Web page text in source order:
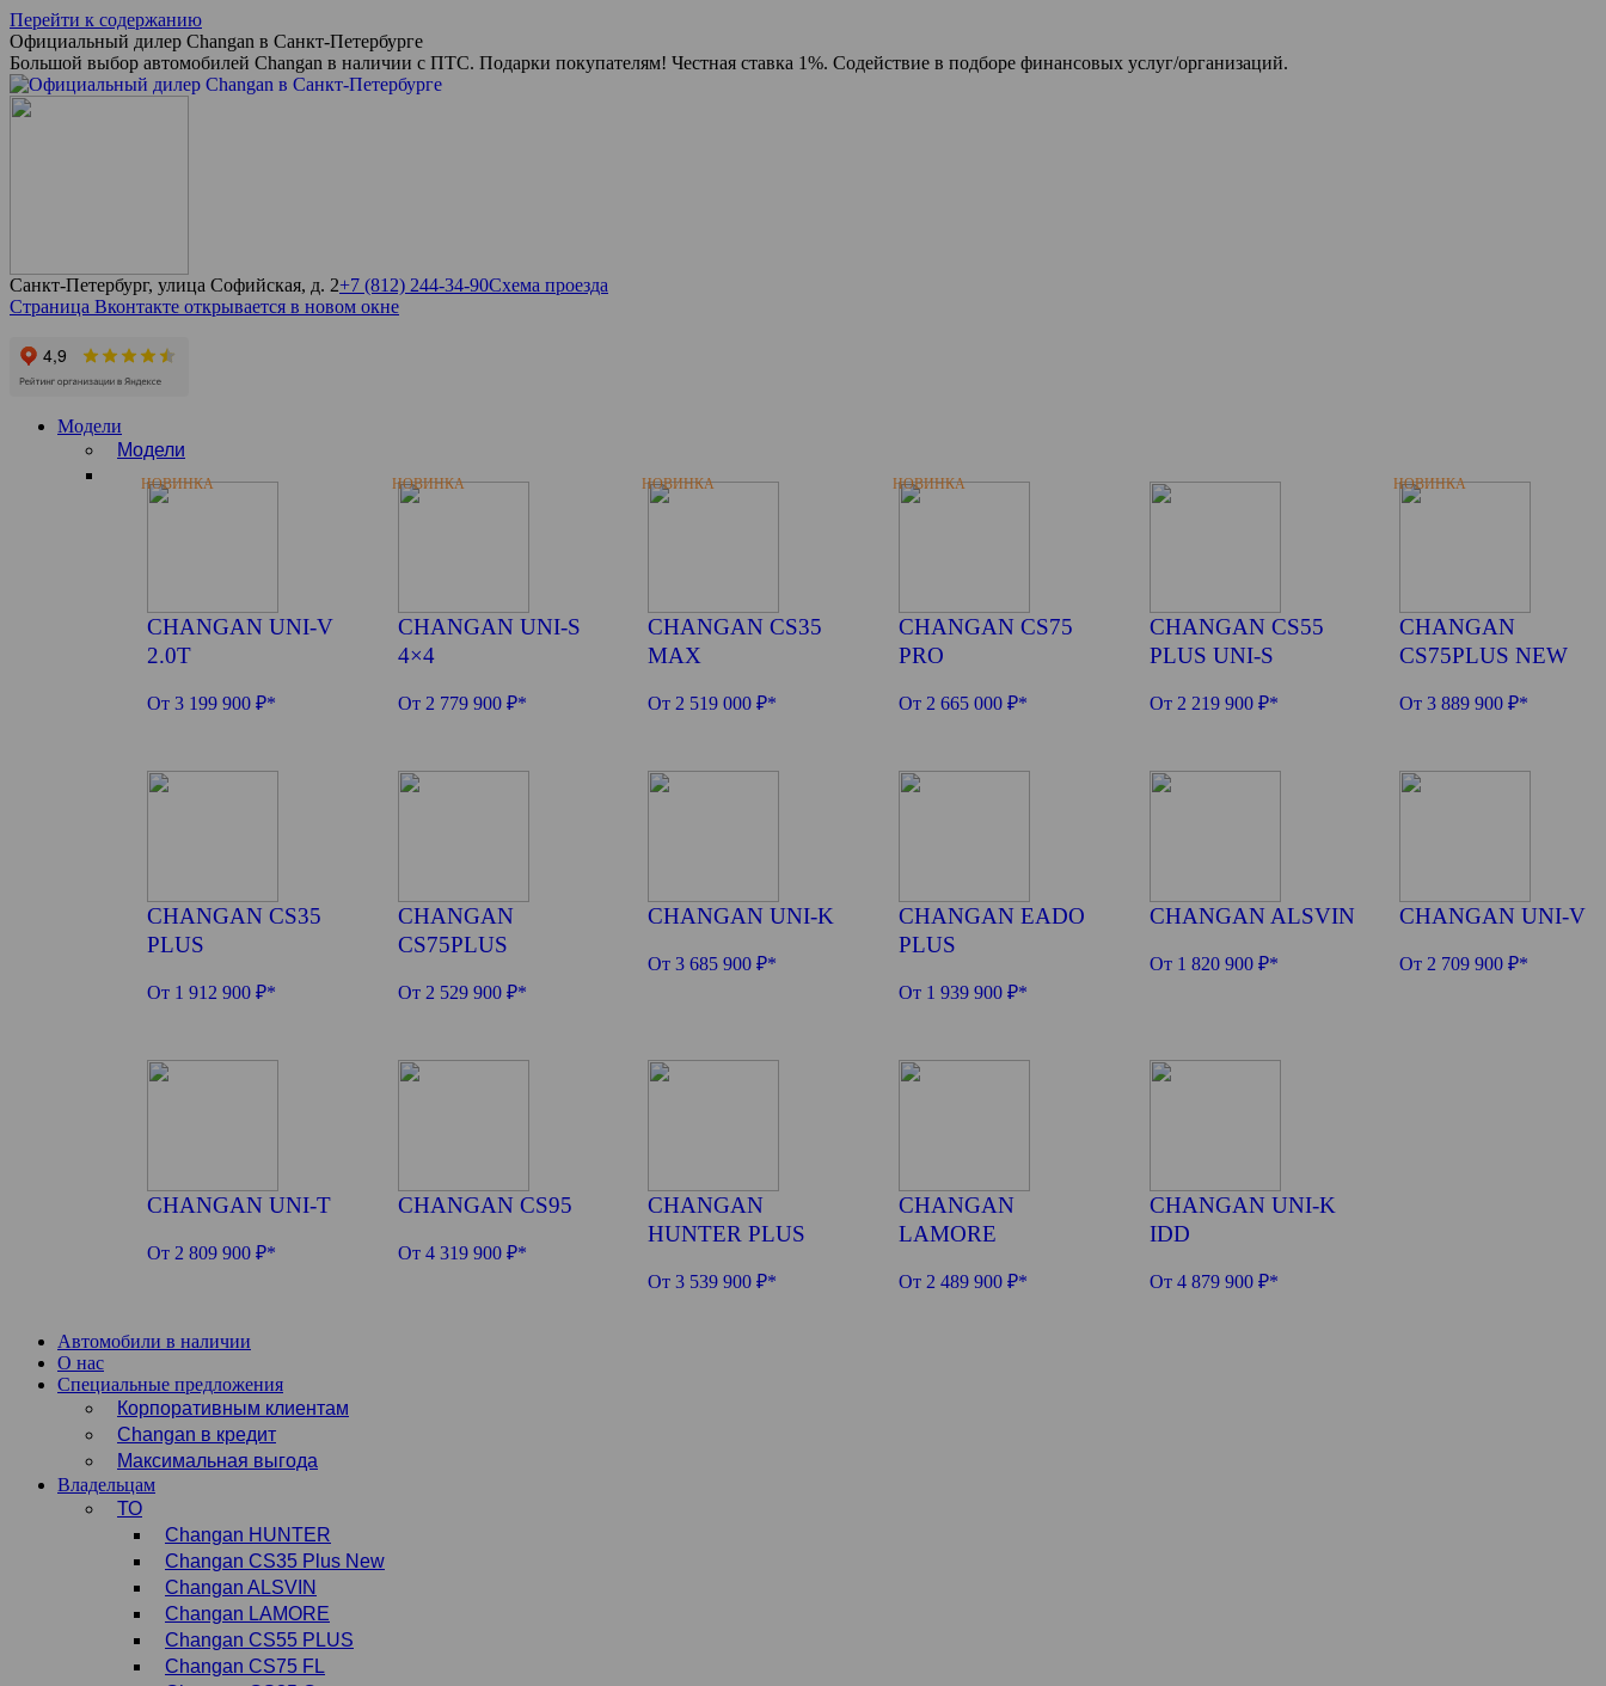
Перейти к содержанию
Официальный дилер Changan в Санкт-Петербурге
Большой выбор автомобилей Changan в наличии с ПТС. Подарки покупателям! Честная ставка 1%. Содействие в подборе финансовых услуг/организаций.
Санкт-Петербург, улица Софийская, д. 2+7 (812) 244-34-90Схема проезда
Страница Вконтакте открывается в новом окне
Модели
Модели
НОВИНКА
CHANGAN UNI-V
2.0T
От 3 199 900 ₽*
НОВИНКА
CHANGAN UNI-S
4×4
От 2 779 900 ₽*
НОВИНКА
CHANGAN CS35
MAX
От 2 519 000 ₽*
НОВИНКА
CHANGAN CS75
PRO
От 2 665 000 ₽*
CHANGAN CS55
PLUS UNI-S
От 2 219 900 ₽*
НОВИНКА
CHANGAN
CS75PLUS NEW
От 3 889 900 ₽*
CHANGAN CS35
PLUS
От 1 912 900 ₽*
CHANGAN
CS75PLUS
От 2 529 900 ₽*
CHANGAN UNI-K
От 3 685 900 ₽*
CHANGAN EADO
PLUS
От 1 939 900 ₽*
CHANGAN ALSVIN
От 1 820 900 ₽*
CHANGAN UNI-V
От 2 709 900 ₽*
CHANGAN UNI-T
От 2 809 900 ₽*
CHANGAN CS95
От 4 319 900 ₽*
CHANGAN
HUNTER PLUS
От 3 539 900 ₽*
CHANGAN
LAMORE
От 2 489 900 ₽*
CHANGAN UNI-K
IDD
От 4 879 900 ₽*
Автомобили в наличии
О нас
Специальные предложения
Корпоративным клиентам
Changan в кредит
Максимальная выгода
Владельцам
ТО
Changan HUNTER
Changan CS35 Plus New
Changan ALSVIN
Changan LAMORE
Changan CS55 PLUS
Changan CS75 FL